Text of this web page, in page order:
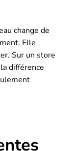
change de
Elle
Sur un store
différence